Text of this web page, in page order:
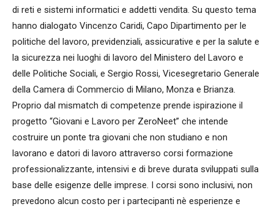
di reti e sistemi informatici e addetti vendita. Su questo tema
hanno dialogato Vincenzo Caridi, Capo Dipartimento per le
politiche del lavoro, previdenziali, assicurative e per la salute e
la sicurezza nei luoghi di lavoro del Ministero del Lavoro e
delle Politiche Sociali, e Sergio Rossi, Vicesegretario Generale
della Camera di Commercio di Milano, Monza e Brianza.
Proprio dal mismatch di competenze prende ispirazione il
progetto “Giovani e Lavoro per ZeroNeet” che intende
costruire un ponte tra giovani che non studiano e non
lavorano e datori di lavoro attraverso corsi formazione
professionalizzante, intensivi e di breve durata sviluppati sulla
base delle esigenze delle imprese. I corsi sono inclusivi, non
prevedono alcun costo per i partecipanti nè esperienze e